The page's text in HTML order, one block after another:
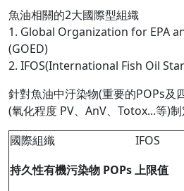
魚油相關的2大國際型組織
1. Global Organization for EPA
(GOED)
2. IFOS(International Fish Oil
針對魚油中汙染物(重要的POPs及
(氧化程度 PV、AnV、Totox...等)制
國際組織
IFOS
持久性有機污染物 POPs 上限值